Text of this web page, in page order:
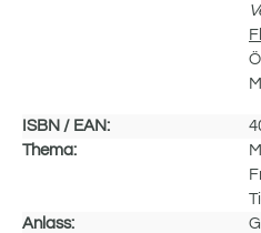
ISBN / EAN:
Thema:
Anlass: